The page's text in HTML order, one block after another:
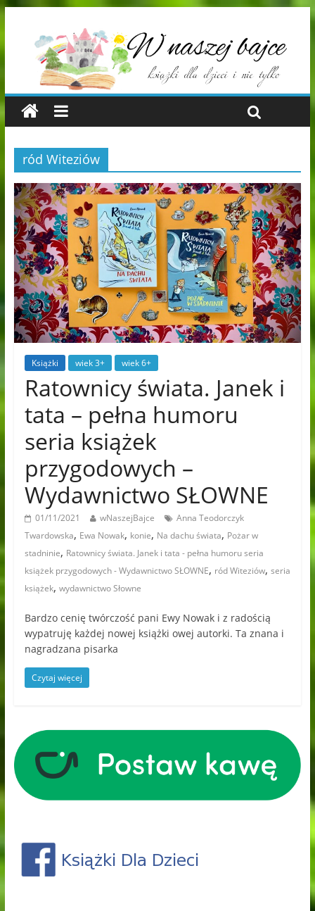
ród Witeziów
Książki wiek 3+ wiek 6+
Ratownicy świata. Janek i
tata – pełna humoru
seria książek
przygodowych –
Wydawnictwo SŁOWNE
01/11/2021 wNaszejBajce
Anna Teodorczyk
Twardowska, Ewa Nowak, konie, Na dachu świata, Pożar w
stadninie, Ratownicy świata. Janek i tata - pełna humoru seria
książek przygodowych - Wydawnictwo SŁOWNE, ród Witeziów, seria
książek, wydawnictwo Słowne
Bardzo cenię twórczość pani Ewy Nowak i z radością
wypatruję każdej nowej książki owej autorki. Ta znana i
nagradzana pisarka
Czytaj więcej